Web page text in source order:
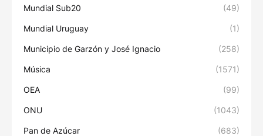
Mundial Sub20 (49)
Mundial Uruguay (1)
Municipio de Garzón y José Ignacio (258)
Música (1571)
OEA (99)
ONU (1043)
Pan de Azúcar (683)